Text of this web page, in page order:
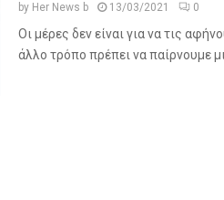
by Her News b 13/03/2021 0
Οι μέρες δεν είναι για να τις
άλλο τρόπο πρέπει να παίρνουμε